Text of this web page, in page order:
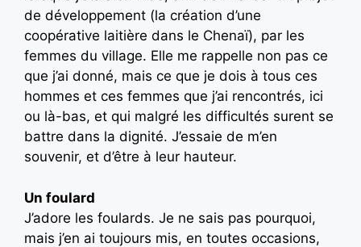
de développement (la création d’une
coopérative laitière dans le Chenaï), par les
femmes du village. Elle me rappelle non pas ce
que j’ai donné, mais ce que je dois à tous ces
hommes et ces femmes que j’ai rencontrés, ici
ou là-bas, et qui malgré les difficultés surent se
battre dans la dignité. J’essaie de m’en
souvenir, et d’être à leur hauteur.
Un foulard
J’adore les foulards. Je ne sais pas pourquoi,
mais j’en ai toujours mis, en toutes occasions,